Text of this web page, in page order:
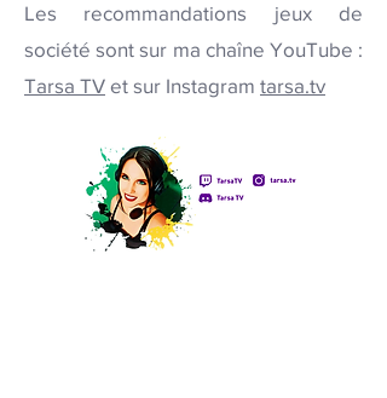
Les recommandations jeux de
société sont sur ma chaîne YouTube :
Tarsa TV et sur Instagram tarsa.tv